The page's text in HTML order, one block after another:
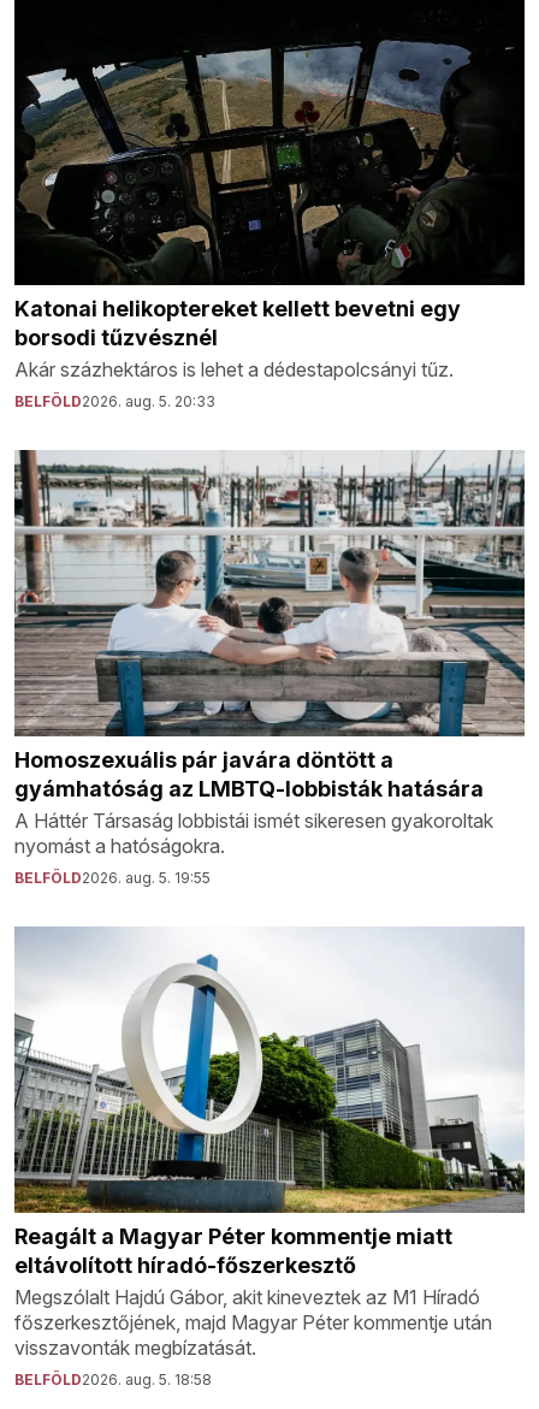
Katonai helikoptereket kellett bevetni egy
borsodi tűzvésznél
Akár százhektáros is lehet a dédestapolcsányi tűz.
BELFÖLD2026. aug. 5. 20:33
Homoszexuális pár javára döntött a
gyámhatóság az LMBTQ-lobbisták hatására
A Háttér Társaság lobbistái ismét sikeresen gyakoroltak
nyomást a hatóságokra.
BELFÖLD2026. aug. 5. 19:55
Reagált a Magyar Péter kommentje miatt
eltávolított híradó-főszerkesztő
Megszólalt Hajdú Gábor, akit kineveztek az M1 Híradó
főszerkesztőjének, majd Magyar Péter kommentje után
visszavonták megbízatását.
BELFÖLD2026. aug. 5. 18:58